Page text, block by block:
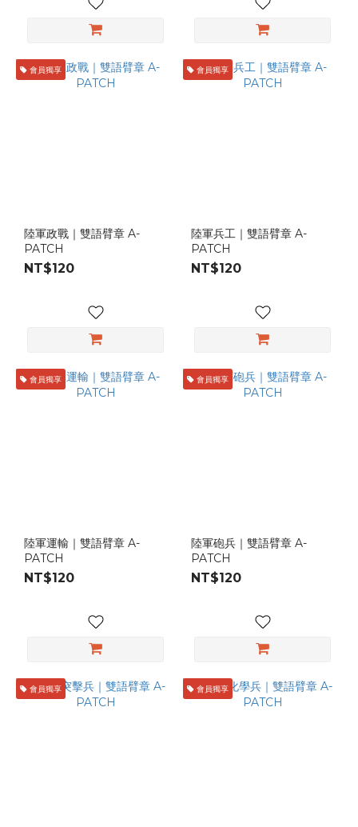
會員獨享
陸軍政戰｜雙語臂章 A-
PATCH
NT$120
會員獨享
陸軍兵工｜雙語臂章 A-
PATCH
NT$120
會員獨享
陸軍運輸｜雙語臂章 A-
PATCH
NT$120
會員獨享
陸軍砲兵｜雙語臂章 A-
PATCH
NT$120
會員獨享 會員獨享